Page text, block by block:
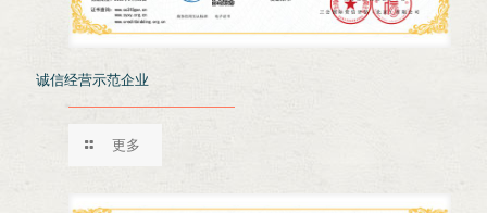
诚信经营示范企业
更多